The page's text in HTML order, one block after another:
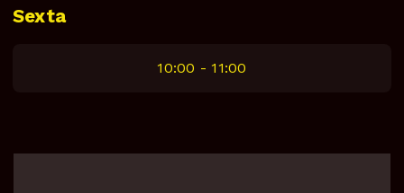
Sexta
10:00 - 11:00